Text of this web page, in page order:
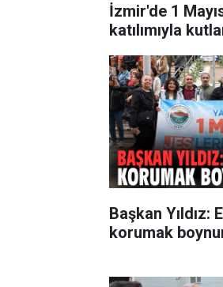
İzmir'de 1
katılımıyla
Başkan Yıldız:
korumak